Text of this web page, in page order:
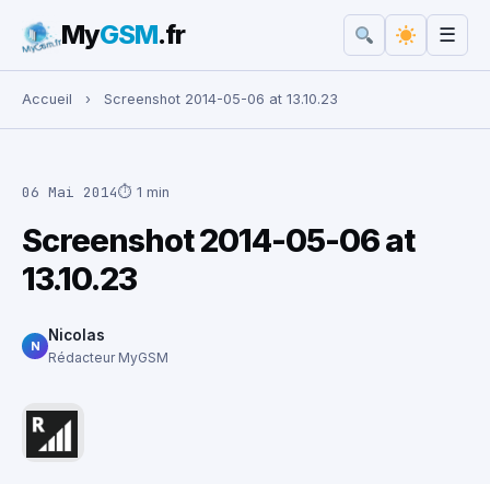
Rechercher :
MyGSM.fr ☰
Accueil › Screenshot 2014-05-06 at 13.10.23
06 Mai 2014⏱ 1 min
Screenshot 2014-05-06 at
13.10.23
N
Nicolas
Rédacteur MyGSM